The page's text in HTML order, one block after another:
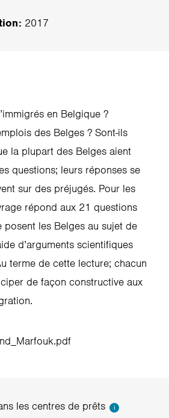
2017
en Belgique ?
des Belges ? Sont-ils
la plupart des Belges aient
questions; leurs réponses se
sur des préjugés. Pour les
répond aux 21 questions
posent les Belges au sujet de
d’arguments scientifiques
terme de cette lecture; chacun
de façon constructive aux
les centres de prêts i